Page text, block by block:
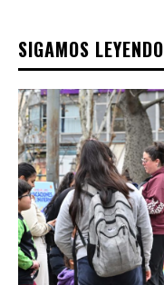
SIGAMOS LEYENDO